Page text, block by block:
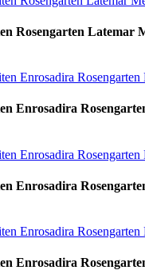
Rosengarten Latemar
Enrosadira
Enrosadira
Enrosadira